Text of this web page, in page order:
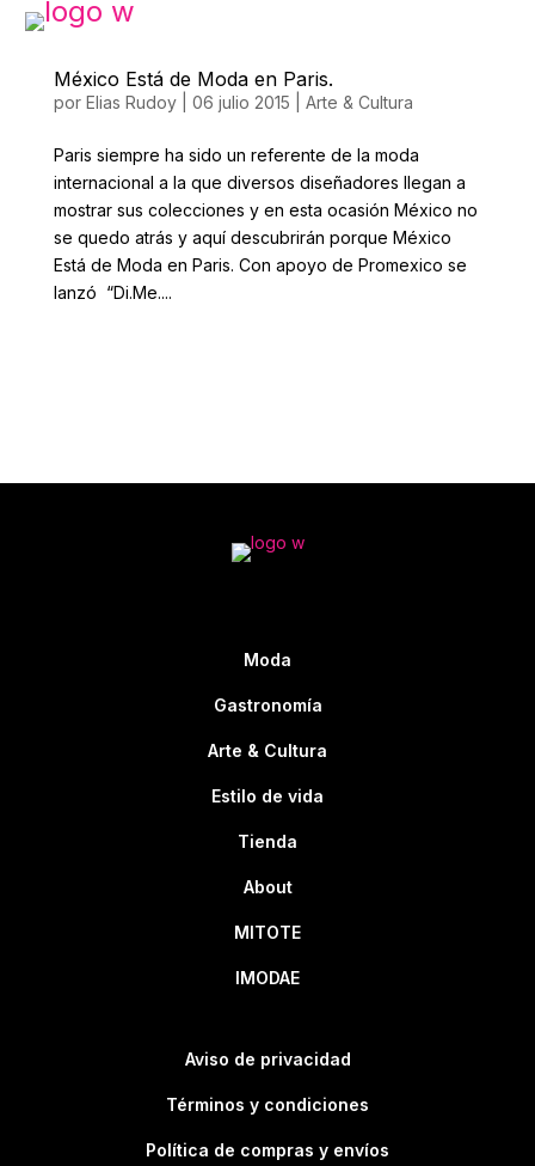
México Está de Moda en Paris.
por Elias Rudoy| 06 julio 2015 Arte & Cultura
Paris siempre ha sido un referente de la moda
internacional a la que diversos diseñadores llegan a
mostrar sus colecciones y en esta ocasión México no
se quedo atrás y aquí descubrirán porque México
Está de Moda en Paris. Con apoyo de Promexico se
lanzó “Di.Me....
Moda
Gastronomía
Arte & Cultura
Estilo de vida
Tienda
About
MITOTE
IMODAE
Aviso de privacidad
Términos y condiciones
Política de compras y envíos